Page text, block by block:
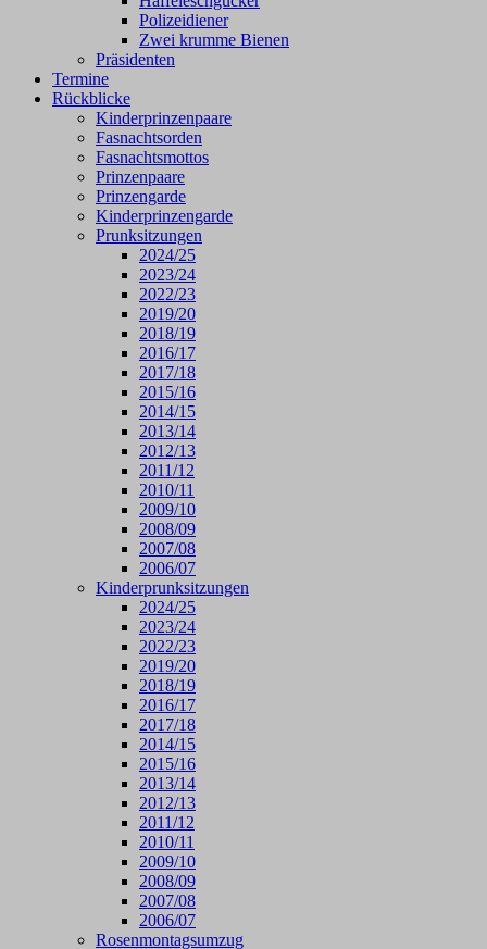
Polizeidiener
Zwei krumme Bienen
Präsidenten
Termine
Rückblicke
Kinderprinzenpaare
Fasnachtsorden
Fasnachtsmottos
Prinzenpaare
Prinzengarde
Kinderprinzengarde
Prunksitzungen
2024/25
2023/24
2022/23
2019/20
2018/19
2016/17
2017/18
2015/16
2014/15
2013/14
2012/13
2011/12
2010/11
2009/10
2008/09
2007/08
2006/07
Kinderprunksitzungen
2024/25
2023/24
2022/23
2019/20
2018/19
2016/17
2017/18
2014/15
2015/16
2013/14
2012/13
2011/12
2010/11
2009/10
2008/09
2007/08
2006/07
Rosenmontagsumzug